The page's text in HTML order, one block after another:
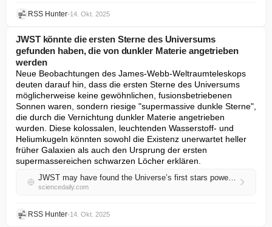
RSS Hunter•14. Okt. 2025
JWST könnte die ersten Sterne des Universums
gefunden haben, die von dunkler Materie angetrieben
werden
Neue Beobachtungen des James-Webb-Weltraumteleskops
deuten darauf hin, dass die ersten Sterne des Universums
möglicherweise keine gewöhnlichen, fusionsbetriebenen
Sonnen waren, sondern riesige "supermassive dunkle Sterne",
die durch die Vernichtung dunkler Materie angetrieben
wurden. Diese kolossalen, leuchtenden Wasserstoff- und
Heliumkugeln könnten sowohl die Existenz unerwartet heller
früher Galaxien als auch den Ursprung der ersten
supermassereichen schwarzen Löcher erklären.
JWST may have found the Universe’s first stars powered by dark matter
sciencedaily.com
RSS Hunter•14. Okt. 2025